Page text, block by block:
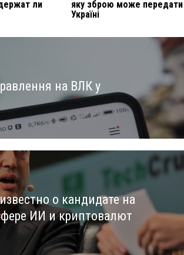
ли
яку зброю може передати
Україні
на ВЛК у
о кандидате на
ИИ и криптовалют